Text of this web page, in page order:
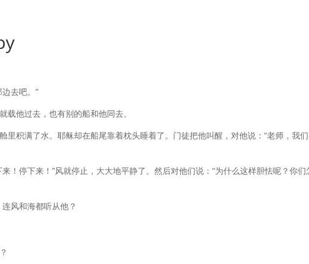
边去吧。”
载他过去，也有别的船和他同去。
里积满了水。耶稣却在船尾靠着枕头睡着了。门徒把他叫醒，对他说：“老师，我
！停下来！”风就停止，大大地平静了。然后对他们说：“为什么这样胆怯呢？你们
风和海都听从他？